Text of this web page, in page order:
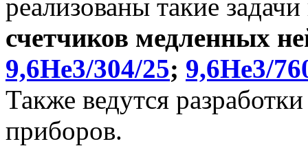
реализованы такие
счетчиков медленных
9,6He3/304/25; 9,6He3/
Также ведутся
приборов.